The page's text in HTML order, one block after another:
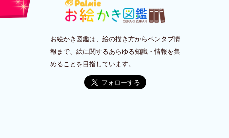
お絵かき図鑑は、絵の描き方からペンタブ情
報まで、絵に関するあらゆる知識・情報を集
めることを目指しています。